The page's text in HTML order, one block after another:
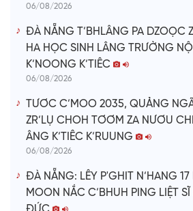
06/08/2026
ĐÀ NẴNG T’BHLÂNG PA DZOỌC
HA HỌC SINH LÂNG TRƯỜNG
K’NOONG K’TIÊC
06/08/2026
TƯƠC C’MOO 2035, QUẢNG
ZR’LỤ CHOH TƠƠM ZA NƯƠU
ÂNG K’TIÊC K’RUUNG
06/08/2026
ĐÀ NẴNG: LÊY P'GHIT N’HANG 17
MOON NẮC C’BHUH PING LIỆT